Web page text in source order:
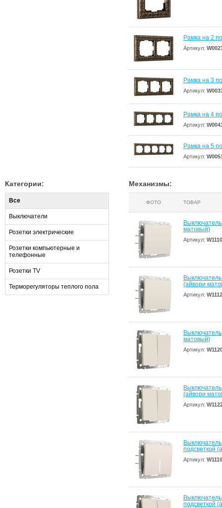
Рамка на 2
Артикул:
Рамка на 3
Артикул:
Рамка на 4
Артикул:
Рамка на 5
Артикул:
Категории:
Все
Выключатели
Розетки электрические
Розетки компьютерные и
телефонные
Розетки TV
Терморегуляторы теплого пола
Механизмы:
ФОТО ТОВАР
матовый)
Артикул:
(айвори
Артикул:
матовый)
Артикул:
(айвори
Артикул:
подсветкой
Артикул:
подсветкой